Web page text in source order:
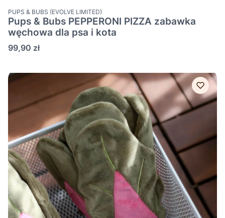
PRODUCENT
PUPS & BUBS (EVOLVE LIMITED)
Pups & Bubs PEPPERONI PIZZA zabawka
węchowa dla psa i kota
Cena
99,90 zł